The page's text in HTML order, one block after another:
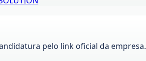
pelo link oficial da empresa.